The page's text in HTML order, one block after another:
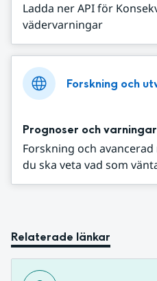
Ladda ner API för
vädervarningar
Forskning och
Prognoser och varningar
Forskning och
du ska veta vad som
Relaterade länkar